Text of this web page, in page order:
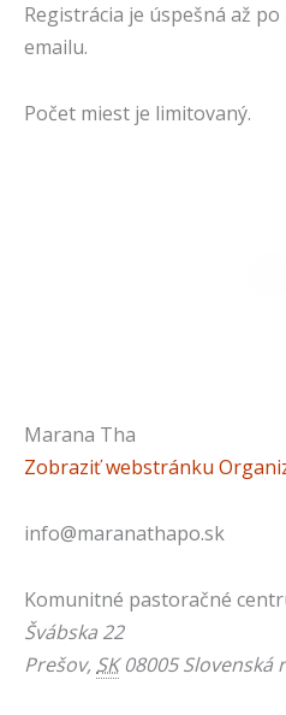
Registrácia je úspešná až
emailu.
Počet miest je limitovaný.
Marana Tha
Zobraziť webstránku
info@maranathapo.sk
Komunitné pastoračné
Švábska 22
Prešov, SK 08005 Slovenská